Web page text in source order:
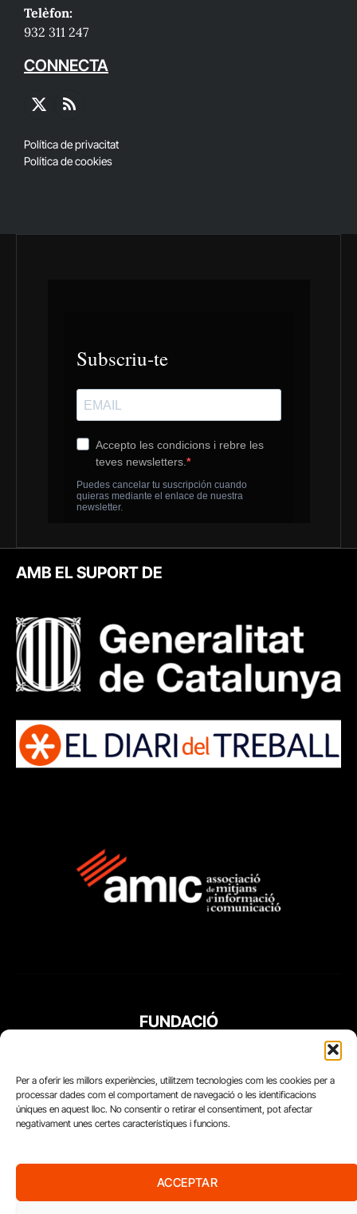
Per a oferir les millors experiències, utilitzem tecnologies com les cookies per a
processar dades com el comportament de navegació o les identificacions
úniques en aquest lloc. No consentir o retirar el consentiment, pot afectar
negativament unes certes característiques i funcions.
ACCEPTAR
Telèfon:
932 311 247
CONNECTA
X
RSS
Política de privacitat
Política de cookies
AMB EL SUPORT DE
FUNDACIÓ